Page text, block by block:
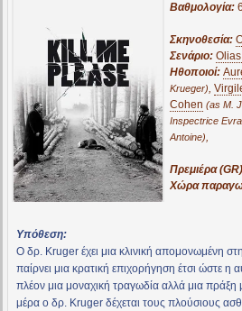
Βαθμολογία:
Σκηνοθεσία:
Σενάριο:
Ηθοποιοί:
Krueger),
Cohen (as M.
Inspectrice
Antoine),
Πρεμιέρα
Χώρα
Υπόθεση:
Ο δρ. Kruger έχει μια κλινική απομονωμένη
παίρνει μια κρατική επιχορήγηση έτσι ώστε η
πλέον μια μοναχική τραγωδία αλλά μια πράξη
μέρα ο δρ. Kruger δέχεται τους πλούσιους